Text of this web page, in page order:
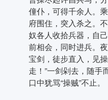
僮仆，可得千余人。
府围住，突入杀之。
奴各人收拾兵器，自
前相会，同时进兵。
宝剑，徒步直入，见
走！”一剑剁去，随手
口中犹骂“操贼”不止。